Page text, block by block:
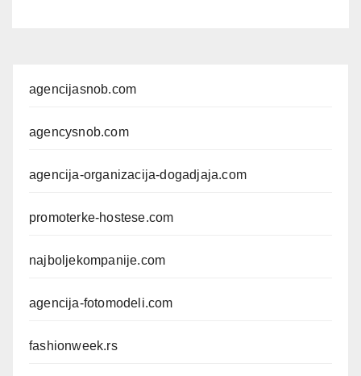
agencijasnob.com
agencysnob.com
agencija-organizacija-dogadjaja.com
promoterke-hostese.com
najboljekompanije.com
agencija-fotomodeli.com
fashionweek.rs